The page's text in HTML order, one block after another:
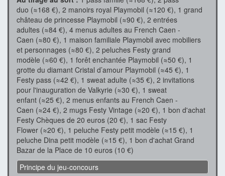
duo (≈168 €), 2 manoirs royal Playmobil (≈120 €), 1 grand
château de princesse Playmobil (≈90 €), 2 entrées
adultes (≈84 €), 4 menus adultes au French Caen -
Caen (≈80 €), 1 maison familiale Playmobil avec mobiliers
et personnages (≈80 €), 2 peluches Festy grand
modèle (≈60 €), 1 forêt enchantée Playmobil (≈50 €), 1
grotte du diamant Cristal d’amour Playmobil (≈45 €), 1
Festy pass (≈42 €), 1 sweat adulte (≈35 €), 2 invitations
pour l'inauguration de Valkyrie (≈30 €), 1 sweat
enfant (≈25 €), 2 menus enfants au French Caen -
Caen (≈24 €), 2 mugs Festy Vintage (≈20 €), 1 bon d'achat
Festy Chèques de 20 euros (20 €), 1 sac Festy
Flower (≈20 €), 1 peluche Festy petit modèle (≈15 €), 1
peluche Dina petit modèle (≈15 €), 1 bon d'achat Grand
Bazar de la Place de 10 euros (10 €)
Principe du jeu-concours